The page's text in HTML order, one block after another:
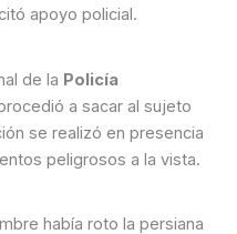
apoyo policial.
de la Policía
a sacar al sujeto
se realizó en presencia
peligrosos a la vista.
había roto la persiana